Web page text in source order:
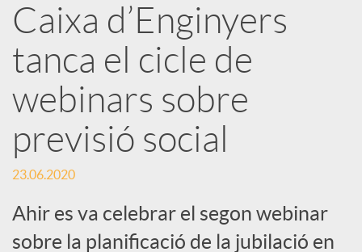
b
l
i
c
a
Caixa d’Enginyers
tanca el cicle de
webinars sobre
previsió social
23.06.2020
Ahir es va celebrar el segon webinar
sobre la planificació de la jubilació en